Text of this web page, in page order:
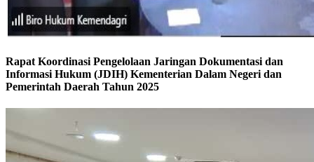
Rapat Koordinasi Pengelolaan Jaringan Dokumentasi dan
Informasi Hukum (JDIH) Kementerian Dalam Negeri dan
Pemerintah Daerah Tahun 2025